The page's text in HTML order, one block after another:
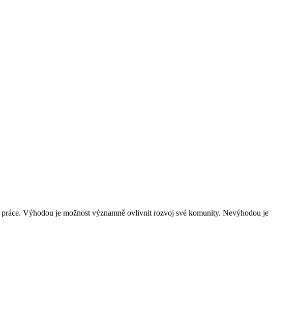
Výhodou je možnost významně ovlivnit rozvoj své komunity. Nevýhodou je